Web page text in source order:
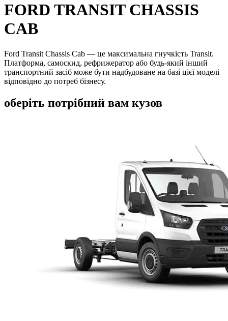
FORD TRANSIT CHASSIS
CAB
Ford Transit Chassis Cab — це максимальна гнучкість Transit.
Платформа, самоскид, рефрижератор або будь-який інший
транспортний засіб може бути надбудоване на базі цієї моделі
відповідно до потреб бізнесу.
оберіть потрібний вам кузов